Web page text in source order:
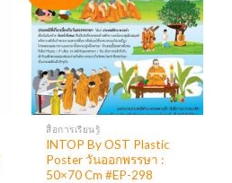
สื่อการเรียนรู้
INTOP By OST Plastic
Poster วันออกพรรษา :
50×70 Cm #EP-298